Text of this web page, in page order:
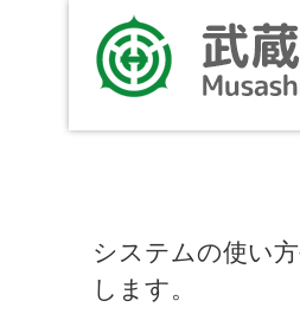
システムの使い
します。